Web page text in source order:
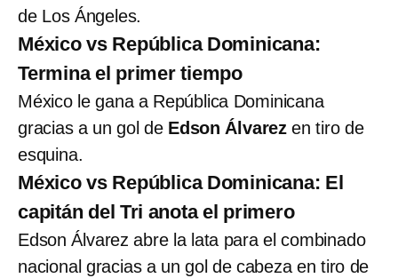
de Los Ángeles.
México vs República Dominicana:
Termina el primer tiempo
México le gana a República Dominicana
gracias a un gol de Edson Álvarez en tiro de
esquina.
México vs República Dominicana: El
capitán del Tri anota el primero
Edson Álvarez abre la lata para el combinado
nacional gracias a un gol de cabeza en tiro de